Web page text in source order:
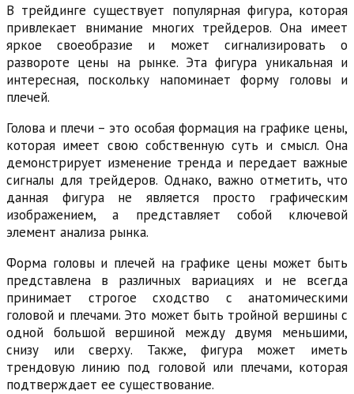
В трейдинге существует популярная фигура, которая
привлекает внимание многих трейдеров. Она имеет
яркое своеобразие и может сигнализировать о
развороте цены на рынке. Эта фигура уникальная и
интересная, поскольку напоминает форму головы и
плечей.
Голова и плечи – это особая формация на графике цены,
которая имеет свою собственную суть и смысл. Она
демонстрирует изменение тренда и передает важные
сигналы для трейдеров. Однако, важно отметить, что
данная фигура не является просто графическим
изображением, а представляет собой ключевой
элемент анализа рынка.
Форма головы и плечей на графике цены может быть
представлена в различных вариациях и не всегда
принимает строгое сходство с анатомическими
головой и плечами. Это может быть тройной вершины с
одной большой вершиной между двумя меньшими,
снизу или сверху. Также, фигура может иметь
трендовую линию под головой или плечами, которая
подтверждает ее существование.